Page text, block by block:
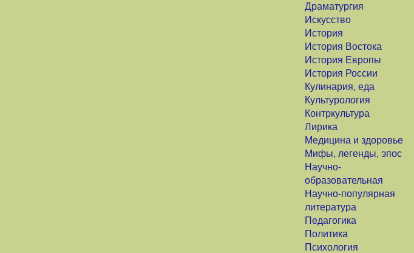
Драматургия
Искусство
История
История Востока
История Европы
История России
Кулинария, еда
Культурология
Контркультура
Лирика
Медицина и здоровье
Мифы, легенды, эпос
Научно-
образовательная
Научно-популярная
литература
Педагогика
Политика
Психология